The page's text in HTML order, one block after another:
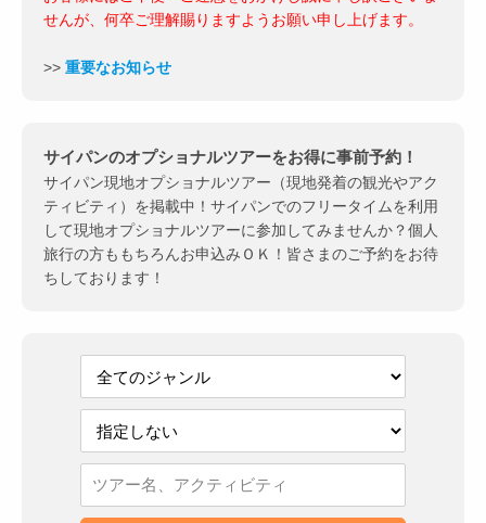
せんが、何卒ご理解賜りますようお願い申し上げます。
>> 重要なお知らせ
サイパンのオプショナルツアーをお得に事前予約！
サイパン現地オプショナルツアー（現地発着の観光やアク
ティビティ）を掲載中！サイパンでのフリータイムを利用
して現地オプショナルツアーに参加してみませんか？個人
旅行の方ももちろんお申込みＯＫ！皆さまのご予約をお待
ちしております！